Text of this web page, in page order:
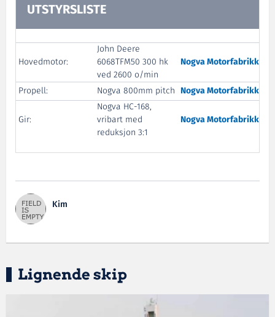
UTSTYRSLISTE
Hovedmotor:
John Deere
6068TFM50 300 hk
ved 2600 o/min
Nogva Motorfabrikk
Propell: Nogva 800mm pitch Nogva Motorfabrikk
Gir:
Nogva HC-168,
vribart med
reduksjon 3:1
Nogva Motorfabrikk
Kim
Lignende skip